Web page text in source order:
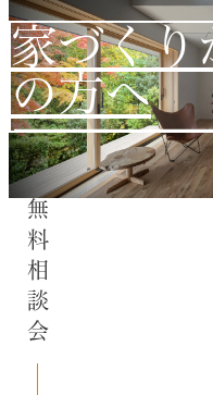
家づくり
の方へ
無料相談会